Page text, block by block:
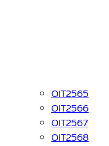
OIT2565
OIT2566
OIT2567
OIT2568